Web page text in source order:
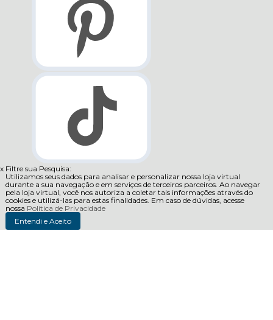
x Filtre sua Pesquisa:
Utilizamos seus dados para analisar e personalizar nossa loja virtual
durante a sua navegação e em serviços de terceiros parceiros. Ao navegar
pela loja virtual, você nos autoriza a coletar tais informações através do
cookies e utilizá-las para estas finalidades. Em caso de dúvidas, acesse
nossa Política de Privacidade
Entendi e Aceito